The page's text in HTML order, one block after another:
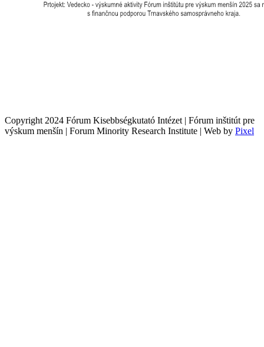
Copyright 2024 Fórum Kisebbségkutató Intézet | Fórum inštitút pre
výskum menšín | Forum Minority Research Institute | Web by Pixel